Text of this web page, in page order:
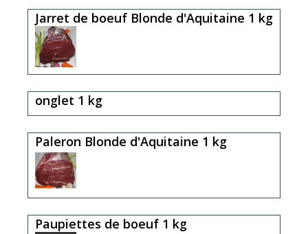
Jarret de boeuf Blonde d'Aquitaine 1 kg
onglet 1 kg
Paleron Blonde d'Aquitaine 1 kg
Paupiettes de boeuf 1 kg